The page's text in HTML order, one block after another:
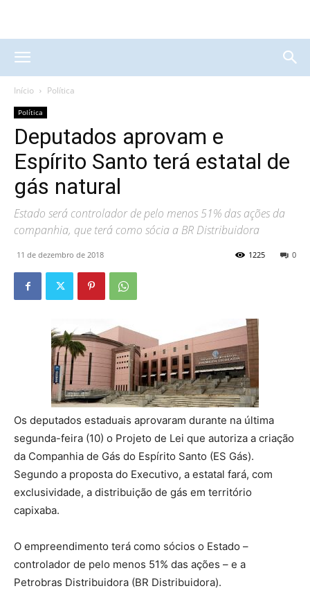
Início Política
Política
Deputados aprovam e
Espírito Santo terá estatal de
gás natural
Estado será controlador de pelo menos 51% das ações da
companhia, que terá como sócia a BR Distribuidora
11 de dezembro de 2018 0
1225
Os deputados estaduais aprovaram durante na última
segunda-feira (10) o Projeto de Lei que autoriza a criação
da Companhia de Gás do Espírito Santo (ES Gás).
Segundo a proposta do Executivo, a estatal fará, com
exclusividade, a distribuição de gás em território
capixaba.
O empreendimento terá como sócios o Estado –
controlador de pelo menos 51% das ações – e a
Petrobras Distribuidora (BR Distribuidora).